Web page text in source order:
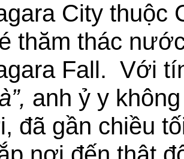
City thuộc
thăm thác
Fall. Với
anh ỷ y
đã gần chiều